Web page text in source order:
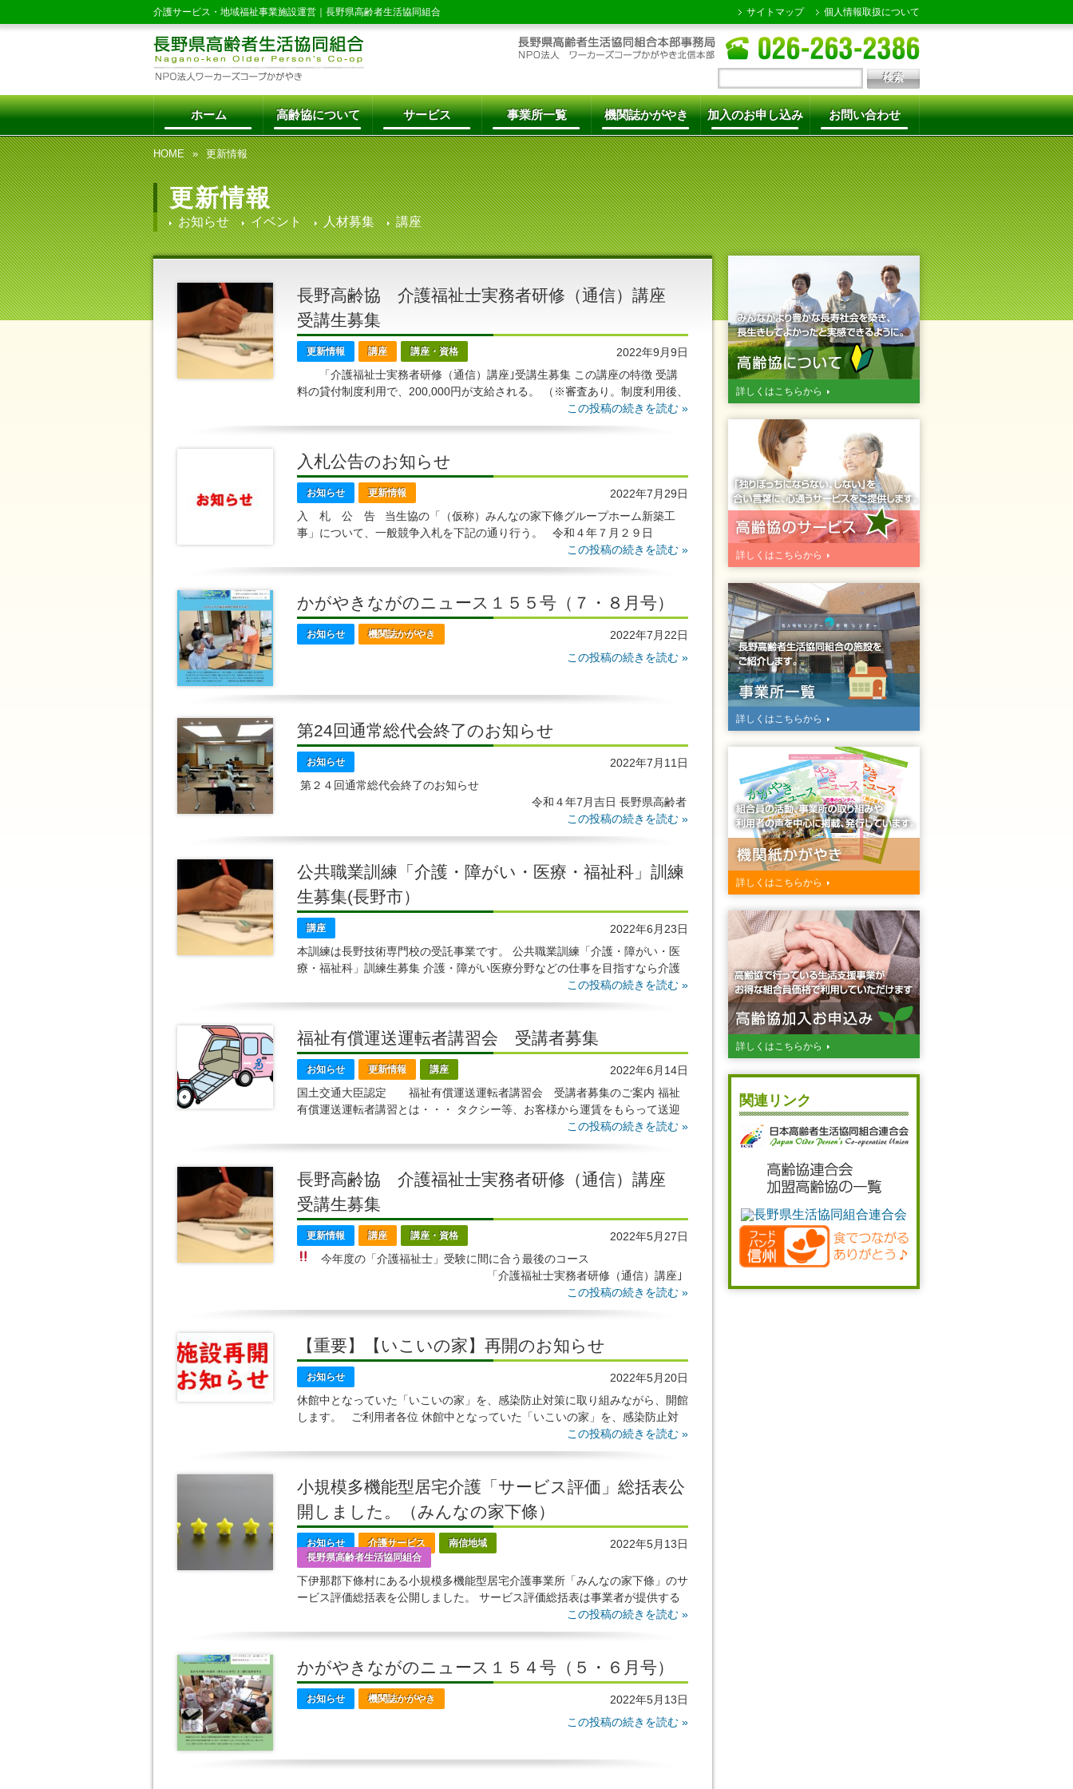
サイトマップ 個人情報取扱について
介護サービス・地域福祉事業施設運営｜ 長野県高齢者生活協同組合
ホーム 高齢協について サービス 事業所一覧 機関誌かがやき 加入のお申し込み お問い合わせ
HOME 更新情報
更新情報
お知らせ イベント 人材募集 講座
長野高齢協 介護福祉士実務者研修（通信）講座
受講生募集
2022年9月9日
更新情報 講座 講座・資格
「介護福祉士実務者研修（通信）講座｣受講生募集 この講座の特徴 受講
料の貸付制度利用で、200,000円が支給される。 （※審査あり。制度利用後、
この投稿の続きを読む »
入札公告のお知らせ
2022年7月29日
お知らせ 更新情報
入 札 公 告 当生協の「（仮称）みんなの家下條グループホーム新築工
事」について、一般競争入札を下記の通り行う。 令和４年７月２９日
この投稿の続きを読む »
かがやきながのニュース１５５号（７・８月号）
2022年7月22日
お知らせ 機関誌かがやき
この投稿の続きを読む »
第24回通常総代会終了のお知らせ
2022年7月11日
お知らせ
第２４回通常総代会終了のお知らせ
令和４年7月吉日 長野県高齢者
生活協同組合 理事長 田中 夏子 謹啓 皆様におかれましては益々ご清栄
のことと
この投稿の続きを読む »
公共職業訓練「介護・障がい・医療・福祉科」訓練
生募集(長野市）
2022年6月23日
講座
本訓練は長野技術専門校の受託事業です。 公共職業訓練「介護・障がい・医
療・福祉科」訓練生募集 介護・障がい医療分野などの仕事を目指すなら介護
この投稿の続きを読む »
福祉有償運送運転者講習会 受講者募集
2022年6月14日
お知らせ 更新情報 講座
国土交通大臣認定 福祉有償運送運転者講習会 受講者募集のご案内 福祉
有償運送運転者講習とは・・・ タクシー等、お客様から運賃をもらって送迎
するには、通常、二種免許が必要になりまが、「福祉有償この投稿の続きを読む »
長野高齢協 介護福祉士実務者研修（通信）講座
受講生募集
2022年5月27日
更新情報 講座 講座・資格
今年度の「介護福祉士」受験に間に合う最後のコース
「介護福祉士実務者研修（通信）講座｣
この投稿の続きを読む »
【重要】【いこいの家】再開のお知らせ
2022年5月20日
お知らせ
休館中となっていた「いこいの家」を、感染防止対策に取り組みながら、開館
します。 ご利用者各位 休館中となっていた「いこいの家」を、感染防止対
この投稿の続きを読む »
小規模多機能型居宅介護「サービス評価」総括表公
開しました。（みんなの家下條）
2022年5月13日
お知らせ 介護サービス
南信地域
長野県高齢者生活協同組合
下伊那郡下條村にある小規模多機能型居宅介護事業所「みんなの家下條」のサ
ービス評価総括表を公開しました。 サービス評価総括表は事業者が提供する
介護保険サービスについて、事業者自らの改善に向けた努力この投稿の続きを読む »
かがやきながのニュース１５４号（５・６月号）
2022年5月13日
お知らせ 機関誌かがやき
この投稿の続きを読む »
詳しくはこちらから
詳しくはこちらから
詳しくはこちらから
詳しくはこちらから
詳しくはこちらから
関連リンク